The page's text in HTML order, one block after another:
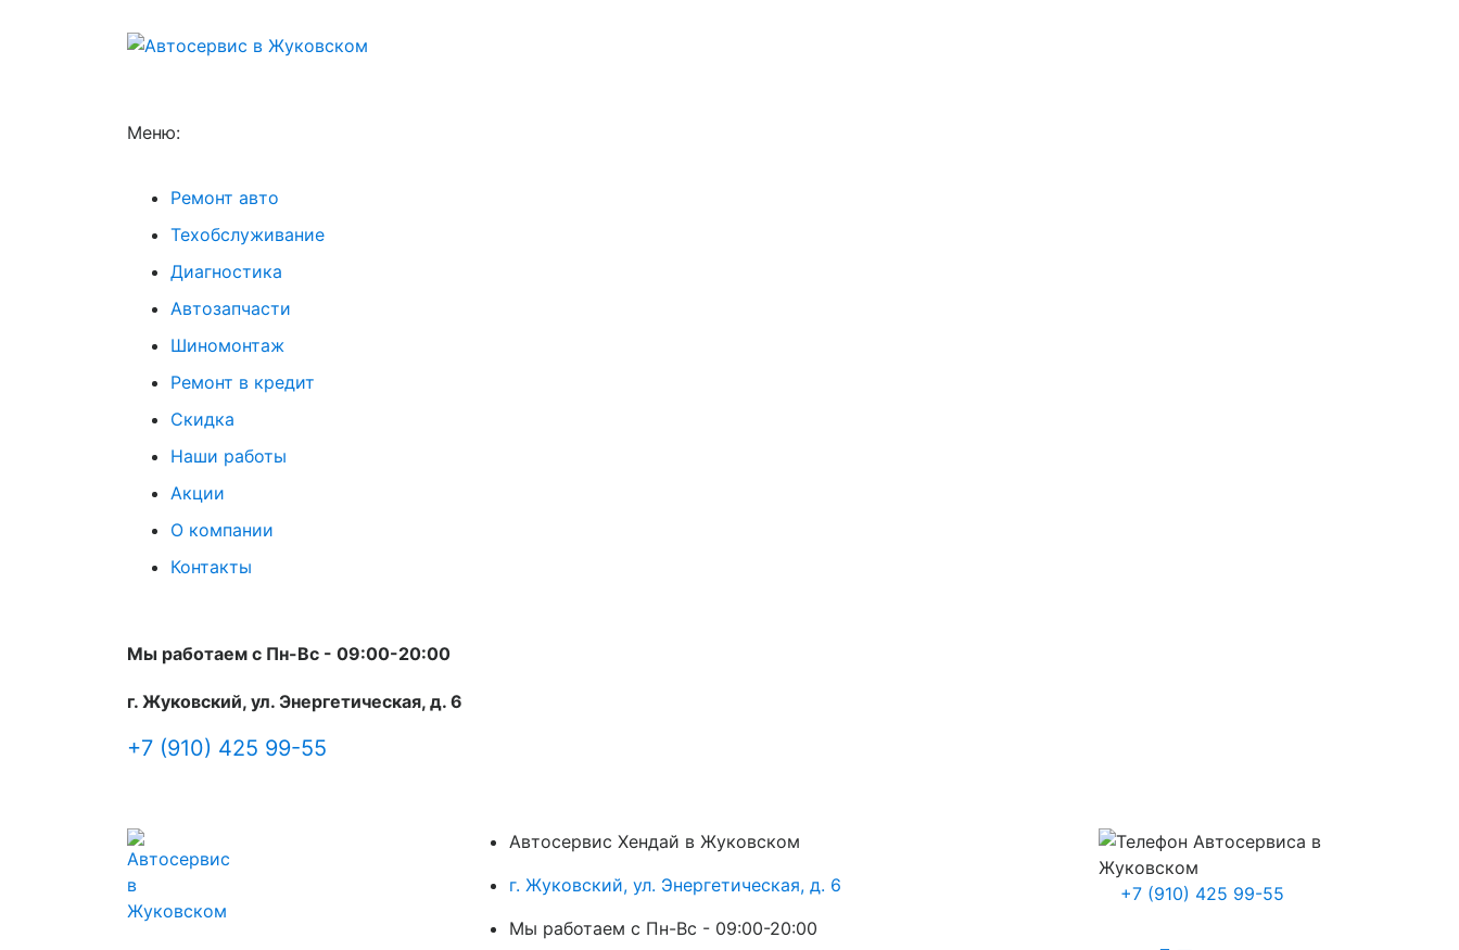
Меню:
Ремонт авто
Техобслуживание
Диагностика
Автозапчасти
Шиномонтаж
Ремонт в кредит
Скидка
Наши работы
Акции
О компании
Контакты
Мы работаем с Пн-Вc - 09:00-20:00
г. Жуковский, ул. Энергетическая, д. 6
+7 (910) 425 99-55
Автосервис Хендай в Жуковском
г. Жуковский, ул. Энергетическая, д. 6
Мы работаем с Пн-Вc - 09:00-20:00
+7 (910) 425 99-55